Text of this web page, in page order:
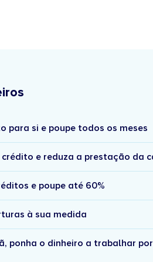
para si e poupe todos os meses
e reduza a prestação da
e poupe até 60%
à sua medida
ponha o dinheiro a trabalhar